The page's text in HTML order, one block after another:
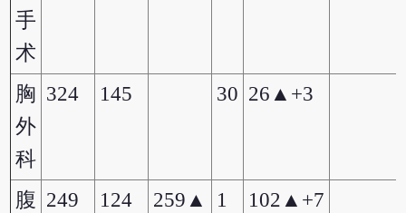
手
术
胸
外
科
324 145 30 26▲+3
腹 249 124 259▲ 1 102▲+7